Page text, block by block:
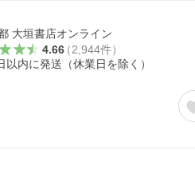
大垣書店オンライン
4.66（2,944件）
以内に発送（休業日を除く）